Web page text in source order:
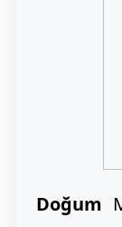
Doğum